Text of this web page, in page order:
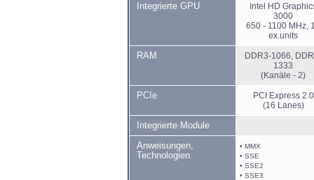
Integrierte GPU
Intel HD
3000
650 - 1100 MHz,
ex.units
RAM
DDR3-1066,
1333
(Kanäle - 2)
PCIe
PCI Express 2.0
(16 Lanes)
Integrierte Module
Anweisungen,
Technologien
• MMX
• SSE
• SSE2
• SSE3